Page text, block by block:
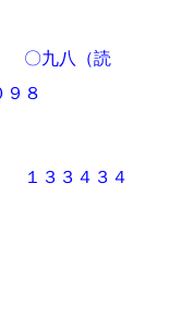
〇九八（読
８
１３３４３４